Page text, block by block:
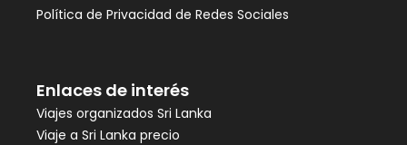
Política de Privacidad de Redes Sociales
Enlaces de interés
Viajes organizados Sri Lanka
Viaje a Sri Lanka precio